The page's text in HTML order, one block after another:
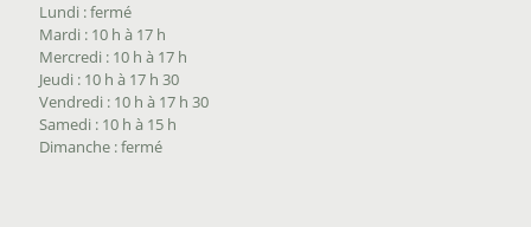
Lundi : fermé
Mardi : 10 h à 17 h
Mercredi : 10 h à 17 h
Jeudi : 10 h à 17 h 30
Vendredi : 10 h à 17 h 30
Samedi : 10 h à 15 h
Dimanche : fermé